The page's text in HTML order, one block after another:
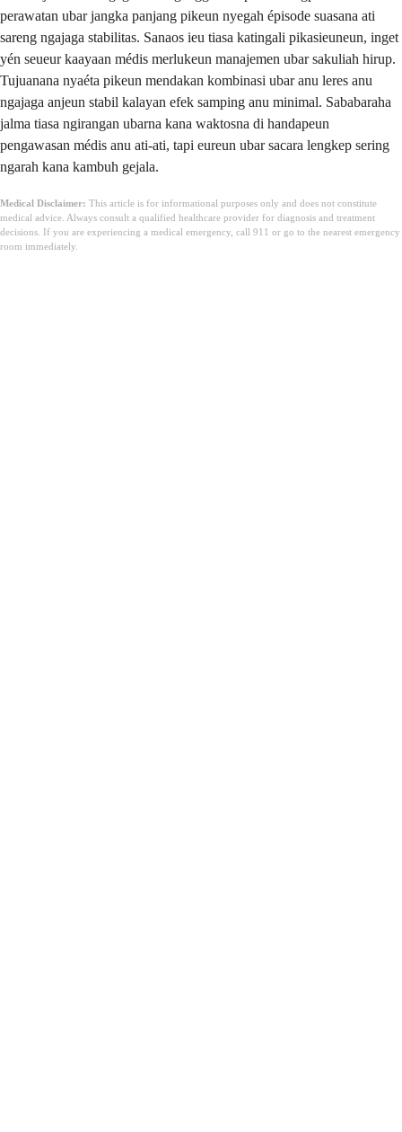
perawatan ubar jangka panjang pikeun nyegah épisode suasana ati
sareng ngajaga stabilitas. Sanaos ieu tiasa katingali pikasieuneun, inget
yén seueur kaayaan médis merlukeun manajemen ubar sakuliah hirup.
Tujuanana nyaéta pikeun mendakan kombinasi ubar anu leres anu
ngajaga anjeun stabil kalayan efek samping anu minimal. Sababaraha
jalma tiasa ngirangan ubarna kana waktosna di handapeun
pengawasan médis anu ati-ati, tapi eureun ubar sacara lengkep sering
ngarah kana kambuh gejala.
Medical Disclaimer: This article is for informational purposes only and does not constitute
medical advice. Always consult a qualified healthcare provider for diagnosis and treatment
decisions. If you are experiencing a medical emergency, call 911 or go to the nearest emergency
room immediately.